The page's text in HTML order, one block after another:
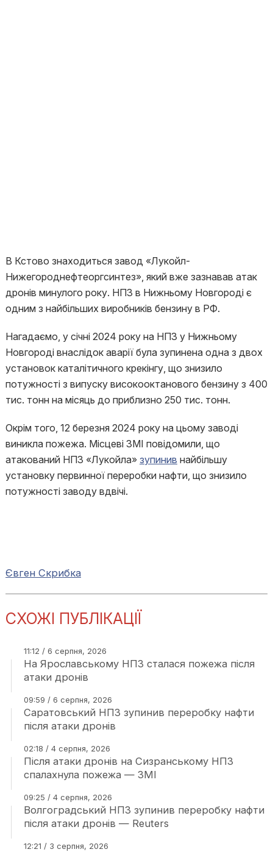
В Кстово знаходиться завод «Лукойл-
Нижегороднефтеоргсинтез», який вже зазнавав атак
дронів минулого року. НПЗ в Нижньому Новгороді є
одним з найбільших виробників бензину в РФ.
Нагадаємо, у січні 2024 року на НПЗ у Нижньому
Новгороді внаслідок аварії була зупинена одна з двох
установок каталітичного крекінгу, що знизило
потужності з випуску високооктанового бензину з 400
тис. тонн на місяць до приблизно 250 тис. тонн.
Окрім того, 12 березня 2024 року на цьому заводі
виникла пожежа. Місцеві ЗМІ повідомили, що
атакований НПЗ «Лукойла» зупинив найбільшу
установку первинної переробки нафти, що знизило
потужності заводу вдвічі.
Євген Скрибка
СХОЖІ ПУБЛІКАЦІЇ
11:12 / 6 серпня, 2026
На Ярославському НПЗ сталася пожежа після
атаки дронів
09:59 / 6 серпня, 2026
Саратовський НПЗ зупинив переробку нафти
після атаки дронів
02:18 / 4 серпня, 2026
Після атаки дронів на Сизранському НПЗ
спалахнула пожежа — ЗМІ
09:25 / 4 серпня, 2026
Волгоградський НПЗ зупинив переробку нафти
після атаки дронів — Reuters
12:21 / 3 серпня, 2026